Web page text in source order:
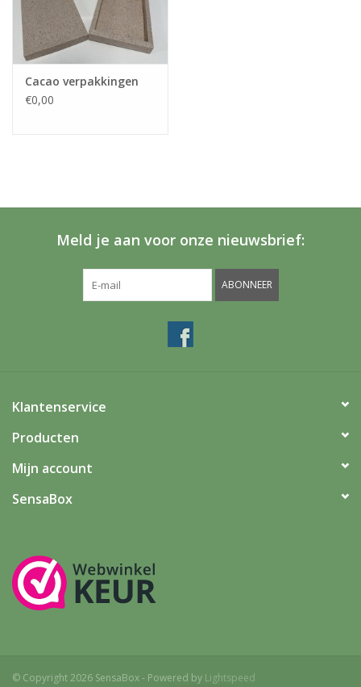
Cacao verpakkingen
€0,00
Meld je aan voor onze nieuwsbrief:
ABONNEER
Klantenservice
Producten
Mijn account
SensaBox
© Copyright 2026 SensaBox - Powered by Lightspeed